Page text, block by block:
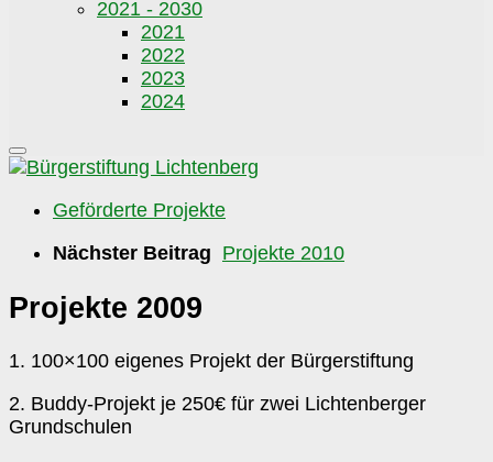
2021 - 2030
2021
2022
2023
2024
Geförderte Projekte
Nächster Beitrag Projekte 2010
Projekte 2009
1. 100×100 eigenes Projekt der Bürgerstiftung
2. Buddy-Projekt je 250€ für zwei Lichtenberger
Grundschulen